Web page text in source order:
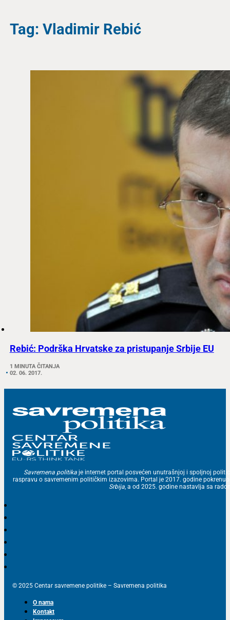
Tag: Vladimir Rebić
Rebić: Podrška Hrvatske za pristupanje Srbije EU
1 MINUTA ČITANJA
02. 06. 2017.
Savremena politika je internet portal posvećen unutrašnjoj i spoljnoj
raspravu o savremenim političkim izazovima. Portal je 2017. godine
Srbija, a od 2025. godine nastavlja sa
© 2025 Centar savremene politike – Savremena politika
O nama
Kontakt